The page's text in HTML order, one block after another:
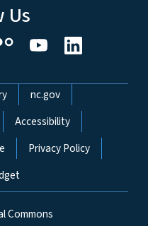
Us
nc.gov
Accessibility
Privacy Policy
Commons